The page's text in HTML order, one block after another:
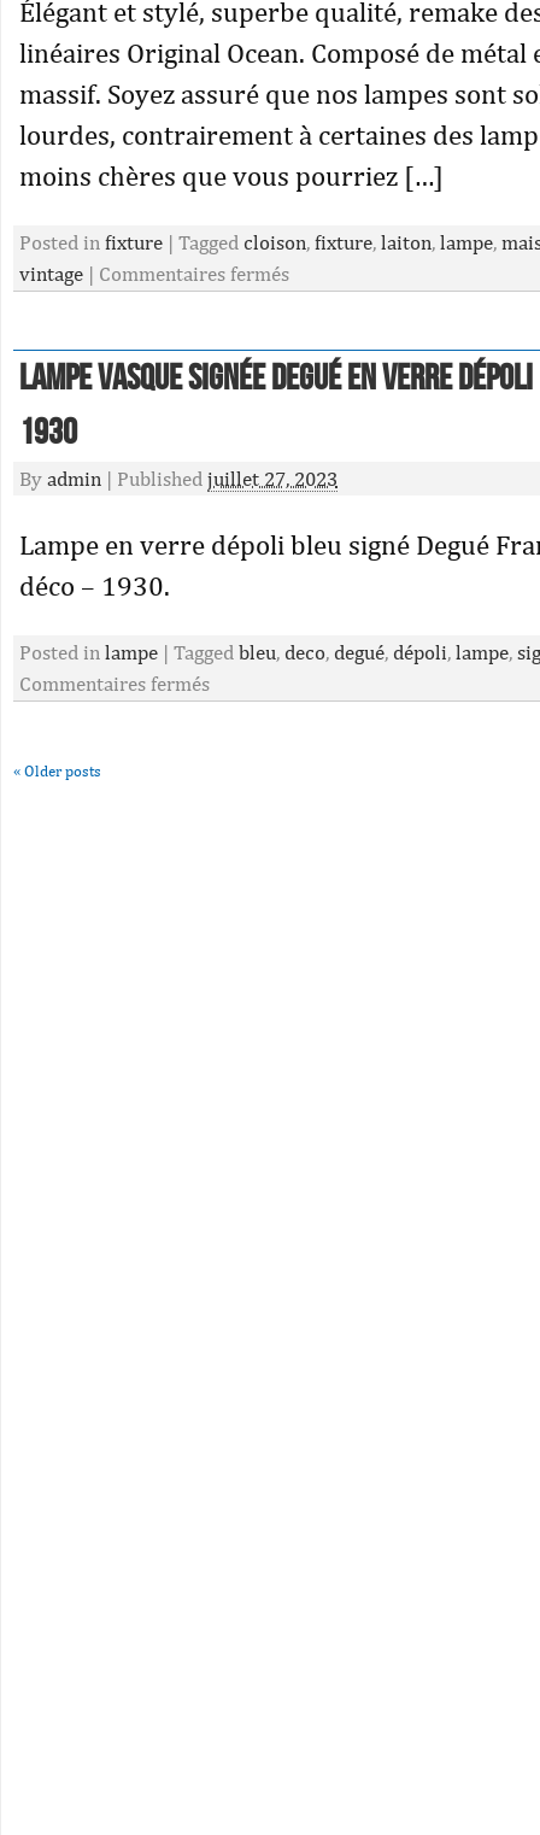
Élégant et stylé, superbe qualité, remake
linéaires Original Ocean. Composé de métal
massif. Soyez assuré que nos lampes sont
lourdes, contrairement à certaines des
moins chères que vous pourriez […]
Posted in fixture | Tagged cloison, fixture, laiton, lampe,
vintage | Commentaires fermés
Lampe Vasque Signée Degué en Verre
1930
By admin | Published juillet 27, 2023
Lampe en verre dépoli bleu signé Degué
déco – 1930.
Posted in lampe | Tagged bleu, deco, degué, dépoli, lampe,
Commentaires fermés
« Older posts